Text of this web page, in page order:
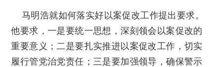
马明浩就如何落实好以案促改工作提出要求。
他要求，一是要统一思想，深刻领会以案促改的
重要意义；二是要扎实推进以案促改工作，切实
履行管党治党责任；三是要加强领导，确保警示